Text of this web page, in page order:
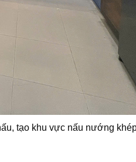
tạo khu vực nấu nướng